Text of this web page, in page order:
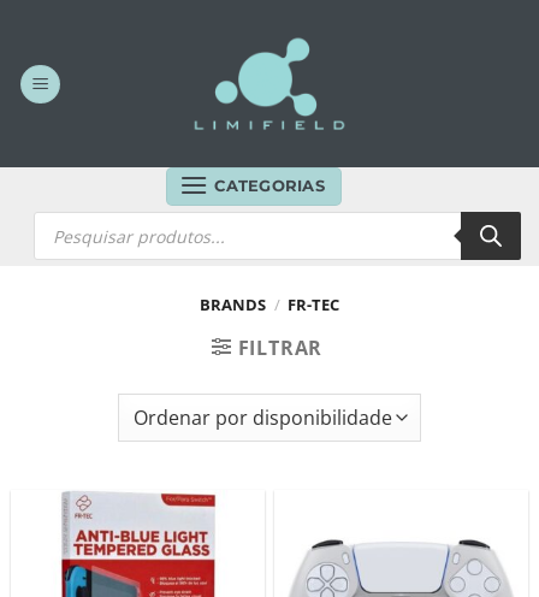
content
CATEGORIAS
Products
search
BRANDS / FR-TEC
FILTRAR